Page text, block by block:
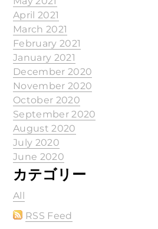
April 2021
March 2021
February 2021
January 2021
December 2020
November 2020
October 2020
September 2020
August 2020
July 2020
June 2020
カテゴリー
All
RSS Feed